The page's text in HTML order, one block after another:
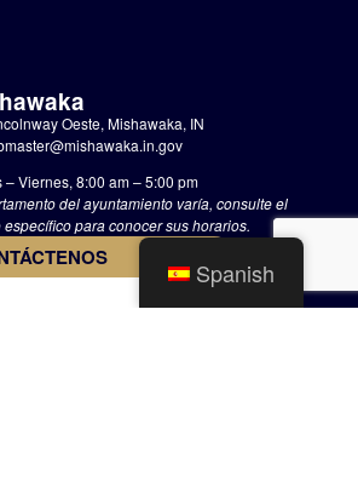
Oeste, Mishawaka, IN
– Viernes, 8:00 am – 5:00 pm
del ayuntamiento varía, consulte el
para conocer sus horarios.
Spanish